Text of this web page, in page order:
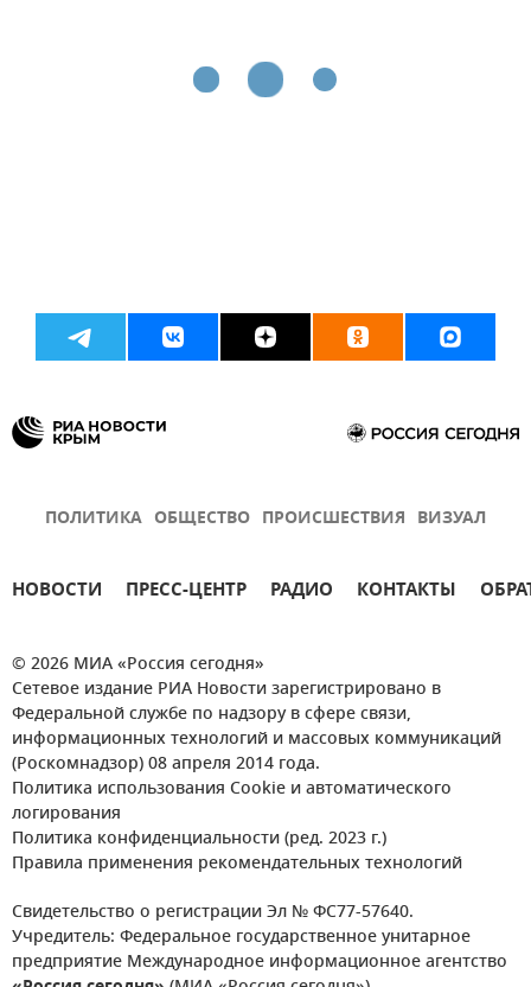
ПОЛИТИКА ОБЩЕСТВО ПРОИСШЕСТВИЯ ВИЗУАЛ
НОВОСТИ ПРЕСС-ЦЕНТР РАДИО КОНТАКТЫ
© 2026 МИА «Россия сегодня»
Сетевое издание РИА Новости зарегистрировано в
Федеральной службе по надзору в сфере связи,
информационных технологий и массовых коммуникаций
(Роскомнадзор) 08 апреля 2014 года.
Политика использования Cookie и автоматического
логирования
Политика конфиденциальности (ред. 2023 г.)
Правила применения рекомендательных технологий
Свидетельство о регистрации Эл № ФС77-57640.
Учредитель: Федеральное государственное унитарное
предприятие Международное информационное агентство